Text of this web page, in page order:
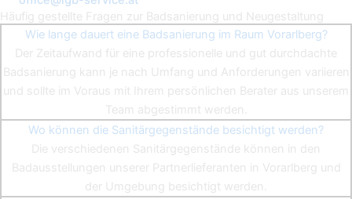
Häufig gestellte Fragen zur Badsanierung und Neugestaltung
Wie lange dauert eine Badsanierung im Raum Vorarlberg?
Der Zeitaufwand für eine professionelle und gut durchdachte
Badsanierung kann je nach Umfang und Anforderungen variieren
und sollte im Voraus mit Ihrem persönlichen Berater aus unserem
Team abgestimmt werden.
Wo können die Sanitärgegenstände besichtigt werden?
Die verschiedenen Sanitärgegenstände können in den
Badausstellungen unserer Partnerlieferanten in Vorarlberg und
der Umgebung besichtigt werden.